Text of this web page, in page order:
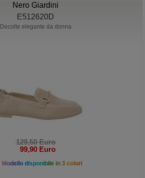
Nero Giardini
E512620D
Decolte elegante da donna
129,50 Euro
99,90 Euro
Modello disponibile in 3 colori